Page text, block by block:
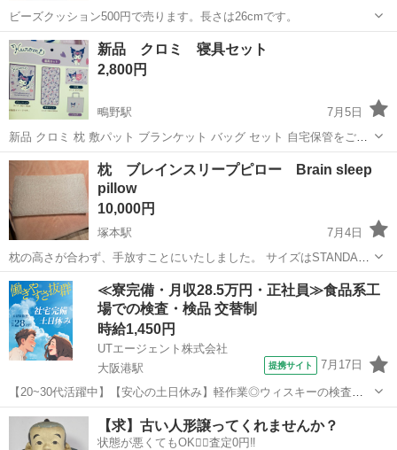
ビーズクッション500円で売ります。長さは26cmです。
大阪 大阪市 寝具 ビーズクッション
新品 クロミ 寝具セット
2,800円
鴫野駅
7月5日
新品 クロミ 枕 敷パット ブランケット バッグ セット 自宅保管をご理
解頂ける方 JR鴫野駅改札西口
大阪 大阪市 鴫野駅 クロミ
枕 ブレインスリープピロー Brain sleep
pillow
10,000円
塚本駅
7月4日
枕の高さが合わず、手放すことにいたしました。 サイズはSTANDARD
はになります。 定価：33,000円（税込） 中古の為、少しのへたり等は
ありますが、使用する分には問題はありません。 中古品にご理解いた
だける方のみ...
大阪 大阪市 塚本駅 寝具 Brain
≪寮完備・月収28.5万円・正社員≫食品系工
場での検査・検品 交替制
時給1,450円
UTエージェント株式会社
大阪港駅
提携サイト 7月17日
【20~30代活躍中】【安心の土日休み】軽作業◎ウィスキーの検査作
業！未経験歓迎★高収入！月収28万円可《JNIO1C》 詳細情報 ＜ウィ
スキーの検査作業！＞ 未経験の方歓迎♪ 丁寧な研修があるので初めて
大阪 大阪市 大阪港駅 その他
【求】古い人形譲ってくれませんか？
状態が悪くてもOK🙆‍♀️査定0円‼️